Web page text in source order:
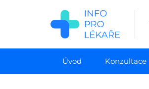
Úvod Konzultace